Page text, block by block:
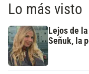
Lo más visto
Lejos de
Señuk, la